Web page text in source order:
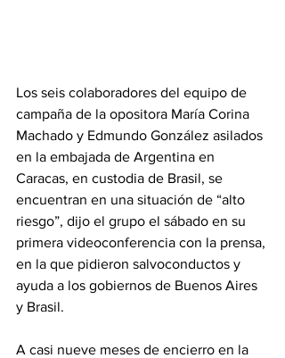
Los seis colaboradores del equipo de
campaña de la opositora María Corina
Machado y Edmundo González asilados
en la embajada de Argentina en
Caracas, en custodia de Brasil, se
encuentran en una situación de “alto
riesgo”, dijo el grupo el sábado en su
primera videoconferencia con la prensa,
en la que pidieron salvoconductos y
ayuda a los gobiernos de Buenos Aires
y Brasil.
A casi nueve meses de encierro en la